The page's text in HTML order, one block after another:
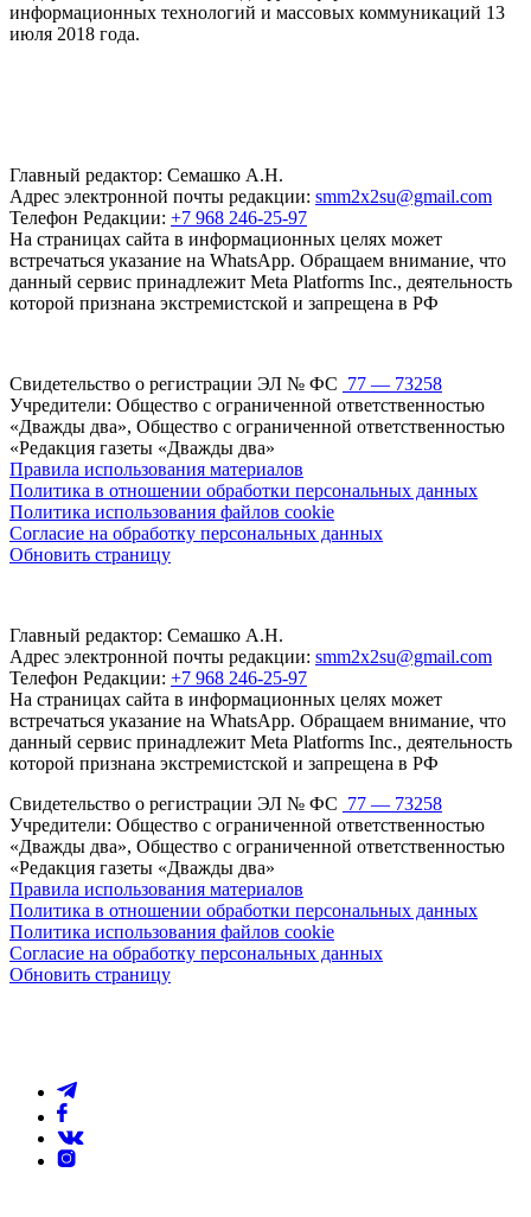
информационных технологий и массовых коммуникаций 13
июля 2018 года.
Главный редактор: Семашко А.Н.
Адрес электронной почты редакции: smm2x2su@gmail.com
Телефон Редакции: +7 968 246-25-97
На страницах сайта в информационных целях может
встречаться указание на WhatsApp. Обращаем внимание, что
данный сервис принадлежит Meta Platforms Inc., деятельность
которой признана экстремистской и запрещена в РФ
Свидетельство о регистрации ЭЛ № ФС 77 — 73258
Учредители: Общество с ограниченной ответственностью
«Дважды два», Общество с ограниченной ответственностью
«Редакция газеты «Дважды два»
Правила использования материалов
Политика в отношении обработки персональных данных
Политика использования файлов cookie
Согласие на обработку персональных данных
Обновить страницу
Главный редактор: Семашко А.Н.
Адрес электронной почты редакции: smm2x2su@gmail.com
Телефон Редакции: +7 968 246-25-97
На страницах сайта в информационных целях может
встречаться указание на WhatsApp. Обращаем внимание, что
данный сервис принадлежит Meta Platforms Inc., деятельность
которой признана экстремистской и запрещена в РФ
Свидетельство о регистрации ЭЛ № ФС 77 — 73258
Учредители: Общество с ограниченной ответственностью
«Дважды два», Общество с ограниченной ответственностью
«Редакция газеты «Дважды два»
Правила использования материалов
Политика в отношении обработки персональных данных
Политика использования файлов cookie
Согласие на обработку персональных данных
Обновить страницу